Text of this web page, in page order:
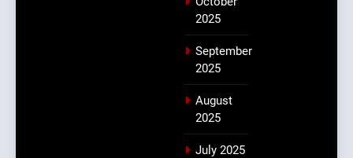
2025
September
2025
August
2025
July 2025